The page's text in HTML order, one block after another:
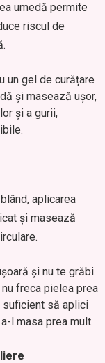
umedă permite
riscul de
un gel de curățare
și masează ușor,
și a gurii,
aplicarea
și masează
și nu te grăbi.
freca pielea prea
suficient să aplici
l masa prea mult.